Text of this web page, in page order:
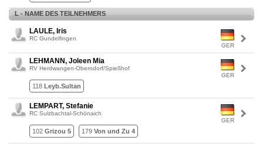
L - NAME DES TEILNEHMERS
GER
LAULE, Iris
RC Gundelfingen
GER
LEHMANN, Joleen Mia
RV Herdwangen-Oberndorf/Spießhof
118 Leyb.Sultan
GER
LEMPART, Stefanie
RC Sulzbachtal-Schönaich
102 Grizou 5 179 Von und Zu 4